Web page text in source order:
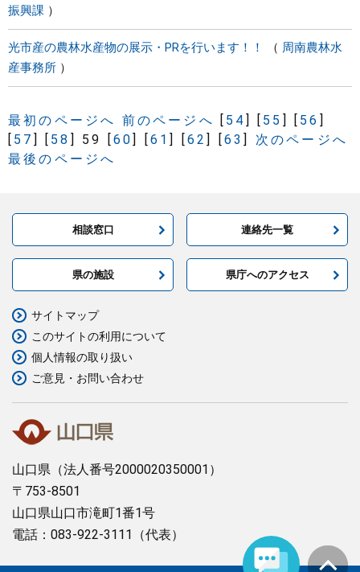
振興課
光市産の農林水産物の展示・PRを行います！！
周南農林水
産事務所
最初のページへ 前のページへ [ 54 ] [ 55 ] [ 56 ]
[ 57 ] [ 58 ] 59 [60] [61] [62] [63]
次のページへ
最後のページへ
相談窓口 連絡先一覧
県の施設 県庁へのアクセス
山口県 （法人番号2000020350001）
〒753-8501
山口県山口市滝町1番1号
電話：083-922-3111（代表）
サイトマップ
このサイトの利用について
個人情報の取り扱い
ご意見・お問い合わせ